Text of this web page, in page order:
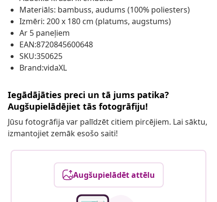
Materiāls: bambuss, audums (100% poliesters)
Izmēri: 200 x 180 cm (platums, augstums)
Ar 5 paneļiem
EAN:8720845600648
SKU:350625
Brand:vidaXL
Iegādājāties preci un tā jums patika?
Augšupielādējiet tās fotogrāfiju!
Jūsu fotogrāfija var palīdzēt citiem pircējiem. Lai sāktu,
izmantojiet zemāk esošo saiti!
Augšupielādēt attēlu